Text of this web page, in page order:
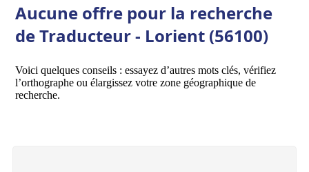
Aucune offre pour la recherche
de Traducteur - Lorient (56100)
Voici quelques conseils : essayez d’autres mots clés, vérifiez
l’orthographe ou élargissez votre zone géographique de
recherche.